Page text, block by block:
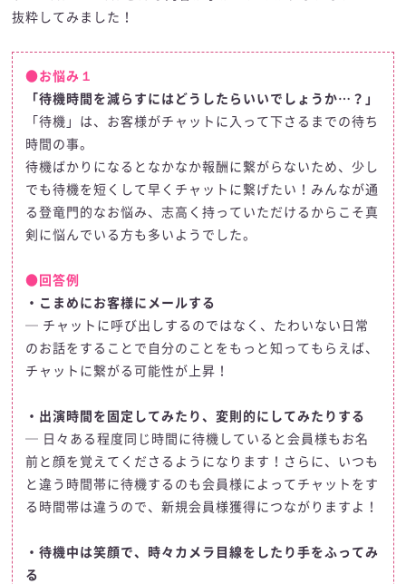
抜粋してみました！
●お悩み１
「待機時間を減らすにはどうしたらいいでしょうか…？」
「待機」は、お客様がチャットに入って下さるまでの待ち
時間の事。
待機ばかりになるとなかなか報酬に繋がらないため、少し
でも待機を短くして早くチャットに繋げたい！みんなが通
る登竜門的なお悩み、志高く持っていただけるからこそ真
剣に悩んでいる方も多いようでした。
●回答例
・こまめにお客様にメールする
─ チャットに呼び出しするのではなく、たわいない日常
のお話をすることで自分のことをもっと知ってもらえば、
チャットに繋がる可能性が上昇！
・出演時間を固定してみたり、変則的にしてみたりする
─ 日々ある程度同じ時間に待機していると会員様もお名
前と顔を覚えてくださるようになります！さらに、いつも
と違う時間帯に待機するのも会員様によってチャットをす
る時間帯は違うので、新規会員様獲得につながりますよ！
・待機中は笑顔で、時々カメラ目線をしたり手をふってみ
る